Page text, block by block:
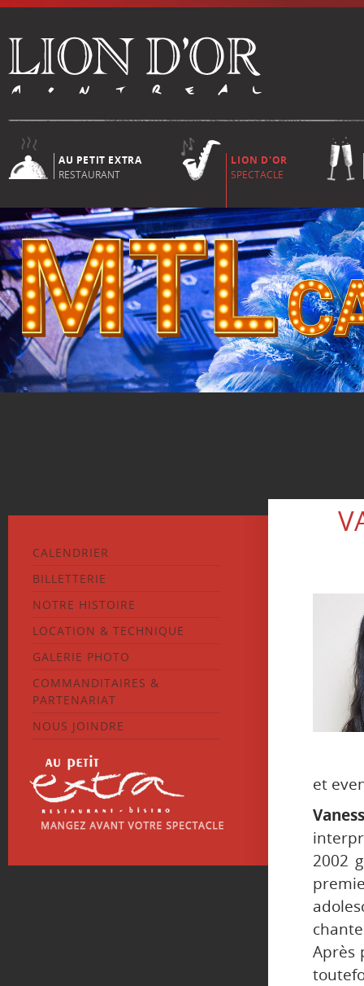
AU PETIT EXTRA
RESTAURANT
LION D'OR
SPECTACLE
CALENDRIER
BILLETTERIE
NOTRE HISTOIRE
LOCATION & TECHNIQUE
GALERIE PHOTO
COMMANDITAIRES &
PARTENARIAT
NOUS JOINDRE
et
2002
Après